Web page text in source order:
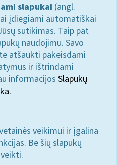
slapukai (angl.
įdiegiami automatiškai
sutikimas. Taip pat
naudojimu. Savo
atšaukti pakeisdami
ir ištrindami
informacijos Slapukų
veikimui ir įgalina
Be šių slapukų